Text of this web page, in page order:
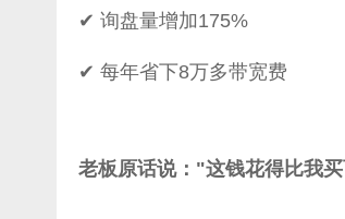
✔ 询盘量增加175%
✔ 每年省下8万多带宽费
老板原话说："这钱花得比我